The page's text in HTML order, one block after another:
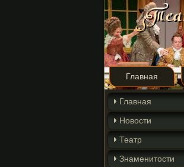
Главная
Главная
Новости
Театр
Знаменитости